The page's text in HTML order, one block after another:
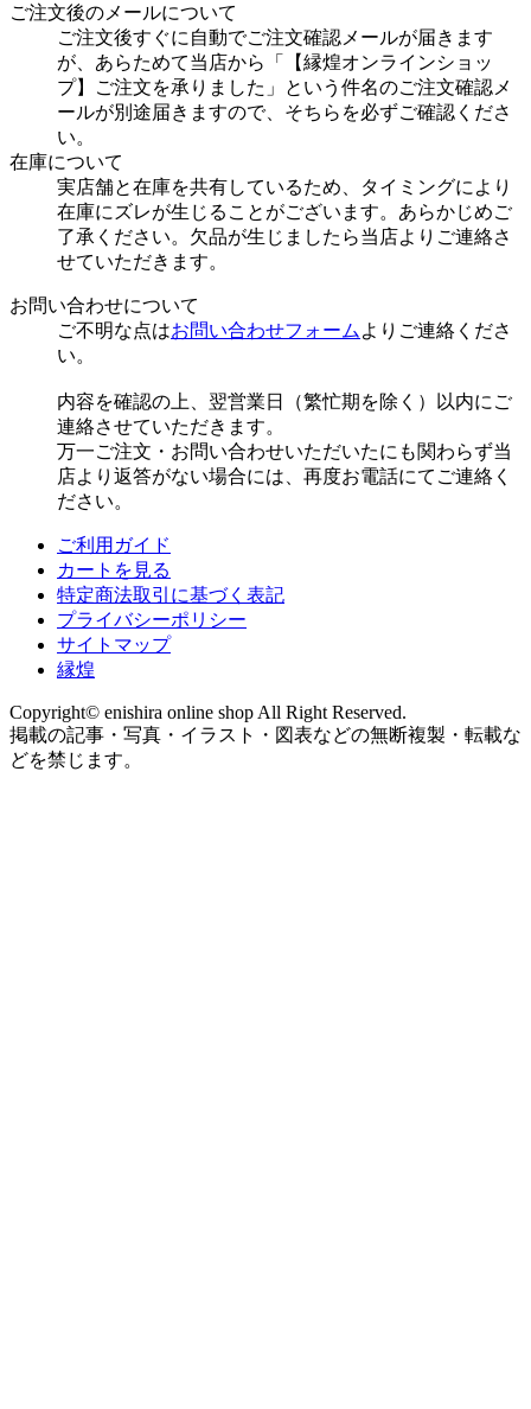
ご注文後のメールについて
ご注文後すぐに自動でご注文確認メールが届きます
が、あらためて当店から「【縁煌オンラインショッ
プ】ご注文を承りました」という件名のご注文確認メ
ールが別途届きますので、そちらを必ずご確認くださ
い。
在庫について
実店舗と在庫を共有しているため、タイミングにより
在庫にズレが生じることがございます。あらかじめご
了承ください。欠品が生じましたら当店よりご連絡さ
せていただきます。
お問い合わせについて
ご不明な点はお問い合わせフォーム よりご連絡くださ
い。
内容を確認の上、翌営業日（繁忙期を除く）以内にご
連絡させていただきます。
万一ご注文・お問い合わせいただいたにも関わらず当
店より返答がない場合には、再度お電話にてご連絡く
ださい。
ご利用ガイド
カートを見る
特定商法取引に基づく表記
プライバシーポリシー
サイトマップ
縁煌
Copyright© enishira online shop All Right Reserved.
掲載の記事・写真・イラスト・図表などの無断複製・転載な
どを禁じます。